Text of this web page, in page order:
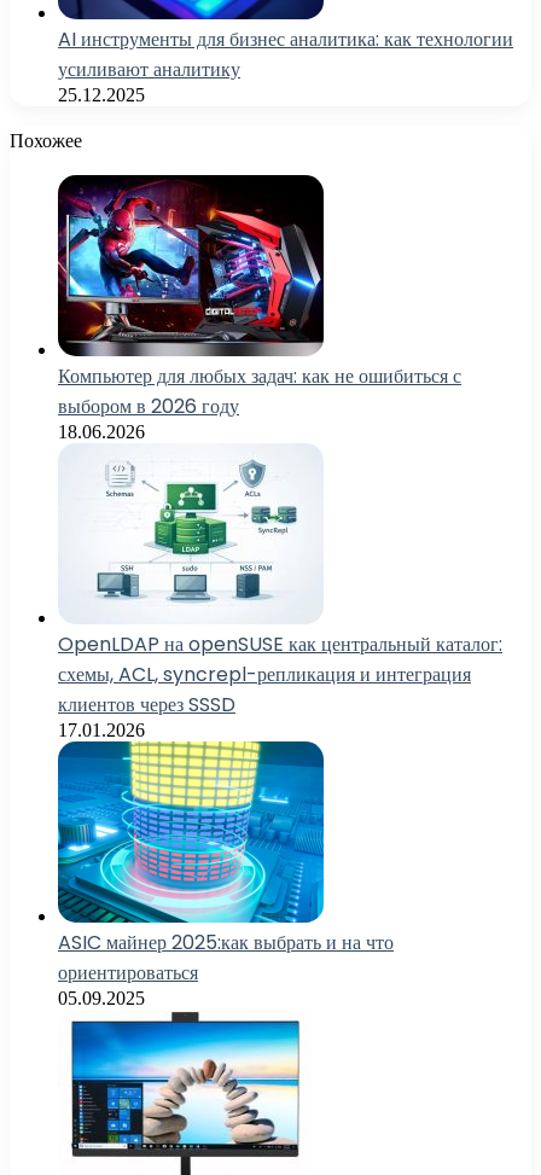
AI инструменты для бизнес аналитика: как технологии
усиливают аналитику
25.12.2025
Похожее
Компьютер для любых задач: как не ошибиться с
выбором в 2026 году
18.06.2026
OpenLDAP на openSUSE как центральный каталог:
схемы, ACL, syncrepl-репликация и интеграция
клиентов через SSSD
17.01.2026
ASIC майнер 2025:как выбрать и на что
ориентироваться
05.09.2025